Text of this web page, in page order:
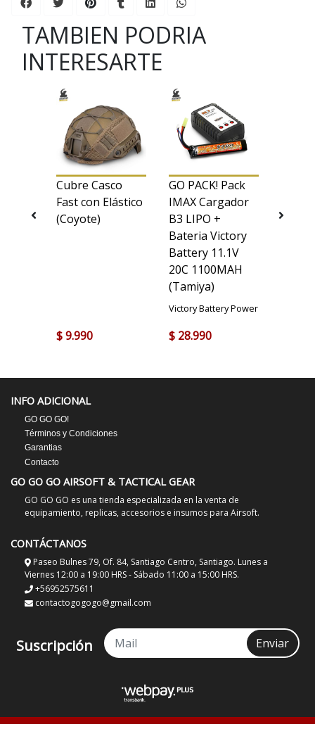
TAMBIEN PODRIA
INTERESARTE
Cubre Casco
Fast con Elástico
(Coyote)
$ 9.990
GO PACK! Pack
IMAX Cargador
B3 LIPO +
Bateria Victory
Battery 11.1V
20C 1100MAH
(Tamiya)
Victory Battery Power
$ 28.990
INFO ADICIONAL
GO GO GO!
Términos y Condiciones
Garantias
Contacto
GO GO GO AIRSOFT & TACTICAL GEAR
GO GO GO es una tienda especializada en la venta de
equipamiento, replicas, accesorios e insumos para Airsoft.
CONTÁCTANOS
Paseo Bulnes 79, Of. 84, Santiago Centro, Santiago. Lunes a
Viernes 12:00 a 19:00 HRS - Sábado 11:00 a 15:00 HRS.
+56952575611
contactogogogo@gmail.com
Suscripción Enviar